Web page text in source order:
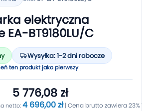
elektryczna
EA-BT9180LU/C
Wysyłka: 1-2 dni robocze
ten produkt jako pierwszy
5 776,08 zł
4 696,00 zł